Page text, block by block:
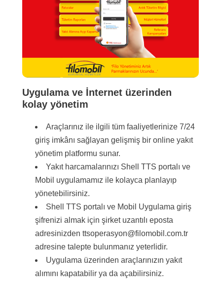
Uygulama ve İnternet üzerinden
kolay yönetim
Araçlarınız ile ilgili tüm faaliyetlerinize 7/24
giriş imkânı sağlayan gelişmiş bir online yakıt
yönetim platformu sunar.
Yakıt harcamalarınızı Shell TTS portalı ve
Mobil uygulamamız ile kolayca planlayıp
yönetebilirsiniz.
Shell TTS portalı ve Mobil Uygulama giriş
şifrenizi almak için şirket uzantılı eposta
adresinizden ttsoperasyon@filomobil.com.tr
adresine talepte bulunmanız yeterlidir.
Uygulama üzerinden araçlarınızın yakıt
alımını kapatabilir ya da açabilirsiniz.